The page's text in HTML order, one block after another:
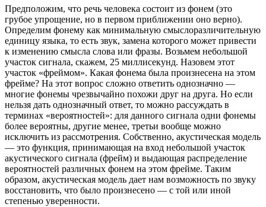
Предположим, что речь человека состоит из фонем (это
грубое упрощение, но в первом приближении оно верно).
Определим фонему как минимальную смыслоразличительную
единицу языка, то есть звук, замена которого может привести
к изменению смысла слова или фразы. Возьмем небольшой
участок сигнала, скажем, 25 миллисекунд. Назовем этот
участок «фреймом». Какая фонема была произнесена на этом
фрейме? На этот вопрос сложно ответить однозначно —
многие фонемы чрезвычайно похожи друг на друга. Но если
нельзя дать однозначный ответ, то можно рассуждать в
терминах «вероятностей»: для данного сигнала одни фонемы
более вероятны, другие менее, третьи вообще можно
исключить из рассмотрения. Собственно, акустическая модель
— это функция, принимающая на вход небольшой участок
акустического сигнала (фрейм) и выдающая распределение
вероятностей различных фонем на этом фрейме. Таким
образом, акустическая модель дает нам возможность по звуку
восстановить, что было произнесено — с той или иной
степенью уверенности.